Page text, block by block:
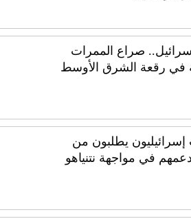
صراع الممرات
في رقعة الشرق الأوسط
إسرائيليون يطلبون من
في مواجهة نتنياهو